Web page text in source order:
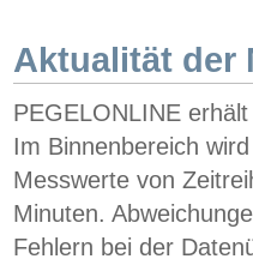
Aktualität der
PEGELONLINE
Im Binnenbereich
Messwerte von
Minuten.
Fehlern bei der